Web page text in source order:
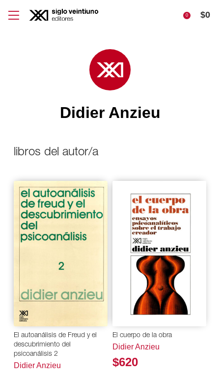
0 $0
Didier Anzieu
libros del autor/a
El autoanálisis de Freud y el
descubrimiento del
psicoanálisis 2
Didier Anzieu
El cuerpo de la obra
Didier Anzieu
$620